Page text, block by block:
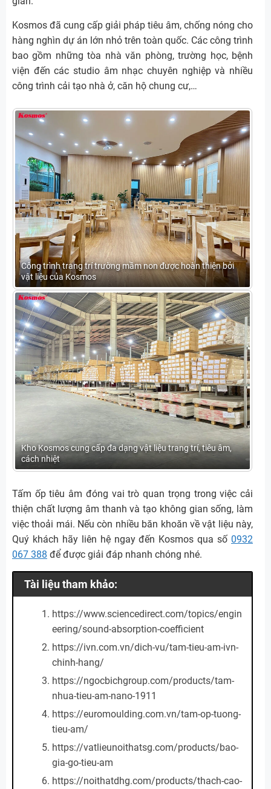
Kosmos đã cung cấp giải pháp tiêu âm, chống nóng cho
hàng nghìn dự án lớn nhỏ trên toàn quốc. Các công trình
bao gồm những tòa nhà văn phòng, trường học, bệnh
viện đến các studio âm nhạc chuyên nghiệp và nhiều
công trình cải tạo nhà ở, căn hộ chung cư,…
Công trình trang trí trường mầm non được hoàn thiện bởi
vật liệu của Kosmos
Kho Kosmos cung cấp đa dạng vật liệu trang trí, tiêu âm,
cách nhiệt
Tấm ốp tiêu âm đóng vai trò quan trọng trong việc cải
thiện chất lượng âm thanh và tạo không gian sống, làm
việc thoải mái. Nếu còn nhiều băn khoăn về vật liệu này,
Quý khách hãy liên hệ ngay đến Kosmos qua số 0932
067 388 để được giải đáp nhanh chóng nhé.
Tài liệu tham khảo:
https://www.sciencedirect.com/topics/engin
eering/sound-absorption-coefficient
https://ivn.com.vn/dich-vu/tam-tieu-am-ivn-
chinh-hang/
https://ngocbichgroup.com/products/tam-
nhua-tieu-am-nano-1911
https://euromoulding.com.vn/tam-op-tuong-
tieu-am/
https://vatlieunoithatsg.com/products/bao-
gia-go-tieu-am
https://noithatdhg.com/products/thach-cao-